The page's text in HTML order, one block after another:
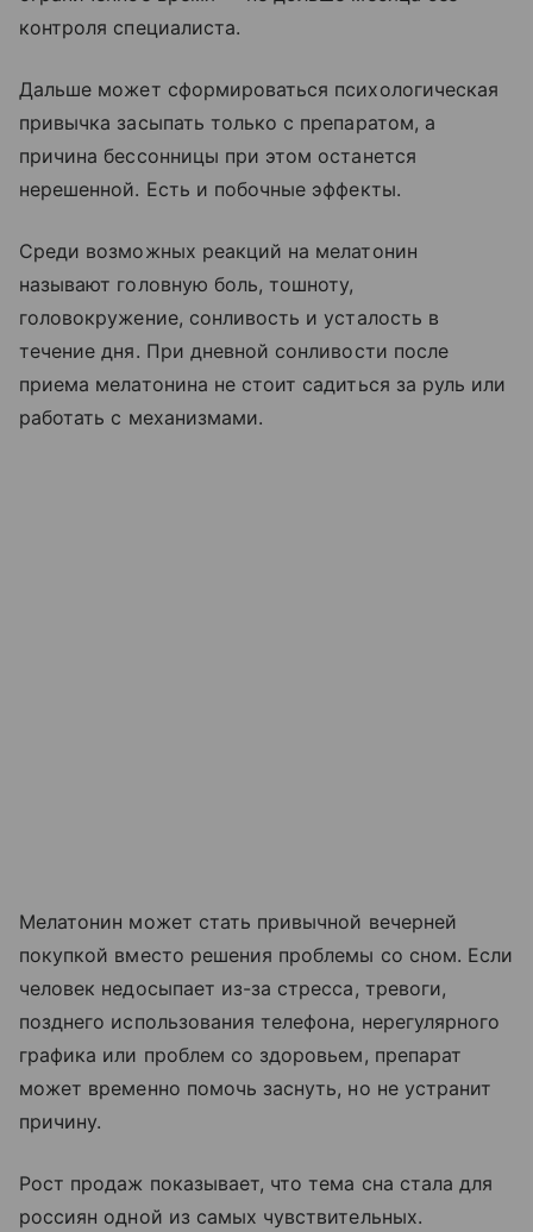
контроля специалиста.
Дальше может сформироваться психологическая
привычка засыпать только с препаратом, а
причина бессонницы при этом останется
нерешенной. Есть и побочные эффекты.
Среди возможных реакций на мелатонин
называют головную боль, тошноту,
головокружение, сонливость и усталость в
течение дня. При дневной сонливости после
приема мелатонина не стоит садиться за руль или
работать с механизмами.
Мелатонин может стать привычной вечерней
покупкой вместо решения проблемы со сном. Если
человек недосыпает из-за стресса, тревоги,
позднего использования телефона, нерегулярного
графика или проблем со здоровьем, препарат
может временно помочь заснуть, но не устранит
причину.
Рост продаж показывает, что тема сна стала для
россиян одной из самых чувствительных.